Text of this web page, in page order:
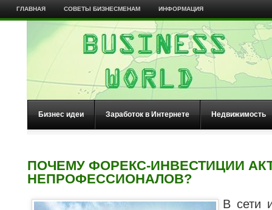
ГЛАВНАЯ СОВЕТЫ БИЗНЕСМЕНАМ ИНФОРМАЦИЯ
Бизнес идеи Заработок в Интернете Недвижимость
ПОЧЕМУ ФОРЕКС-ИНВЕСТИЦИИ
НЕПРОФЕССИОНАЛОВ?
В сети